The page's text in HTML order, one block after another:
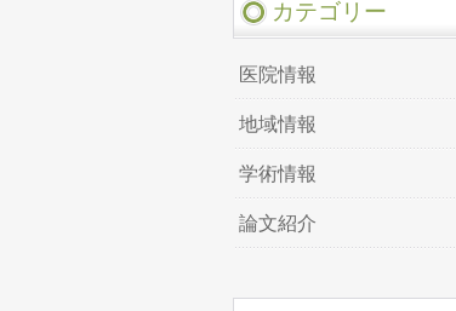
カテゴリー
医院情報
地域情報
学術情報
論文紹介